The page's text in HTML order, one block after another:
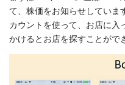
て、株価をお知らせしていま
カウントを使って、お店に入
かけるとお店を探すことがで